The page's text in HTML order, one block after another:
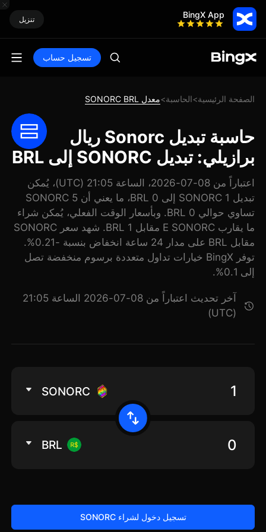
BingX App تنزيل
تسجيل حساب
الصفحة الرئيسية>الحاسبة>معدل SONORC BRL
حاسبة تبديل Sonorc ريال
برازيلي: تبديل SONORC إلى BRL
اعتباراً من 08-07-2026، الساعة 21:05 (UTC)، يُمكن
تبديل 1 SONORC إلى 0 BRL، ما يعني أن 5 SONORC
تساوي حوالي 0 BRL. وبأسعار الوقت الفعلي، يُمكن شراء
ما يقارب E SONORC مقابل 1 BRL. شهد سعر SONORC
مقابل BRL على مدار 24 ساعة انخفاض بنسبة -0.21%.
توفر BingX خيارات تداول متعددة برسوم منخفضة تصل
إلى 0.1%.
آخر تحديث اعتباراً من 08-07-2026 الساعة 21:05
(UTC)
SONORC
BRL
تسجيل دخول لشراء SONORC